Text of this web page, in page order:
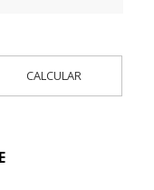
CALCULAR